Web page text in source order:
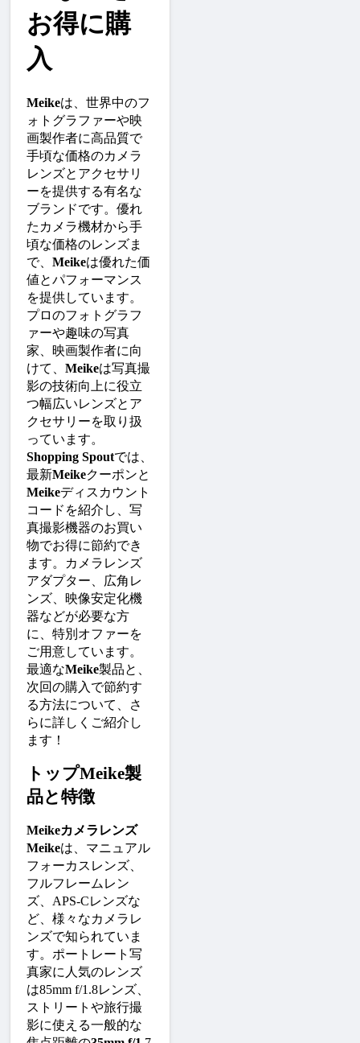
お得に購
入
Meikeは、世界中のフ
ォトグラファーや映
画製作者に高品質で
手頃な価格のカメラ
レンズとアクセサリ
ーを提供する有名な
ブランドです。優れ
たカメラ機材から手
頃な価格のレンズま
で、 Meikeは優れた価
値とパフォーマンス
を提供しています。
プロのフォトグラフ
ァーや趣味の写真
家、映画製作者に向
けて、 Meikeは写真撮
影の技術向上に役立
つ幅広いレンズとア
クセサリーを取り扱
っています。
Shopping Spoutでは、
最新Meikeクーポンと
Meikeディスカウント
コードを紹介し、写
真撮影機器のお買い
物でお得に節約でき
ます。カメラレンズ
アダプター、広角レ
ンズ、映像安定化機
器などが必要な方
に、特別オファーを
ご用意しています。
最適なMeike製品と、
次回の購入で節約す
る方法について、さ
らに詳しくご紹介し
ます！
トップMeike製
品と特徴
Meikeカメラレンズ
Meikeは、マニュアル
フォーカスレンズ、
フルフレームレン
ズ、APS-Cレンズな
ど、様々なカメラレ
ンズで知られていま
す。ポートレート写
真家に人気のレンズ
は85mm f/1.8レンズ、
ストリートや旅行撮
影に使える一般的な